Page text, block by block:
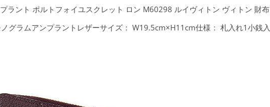
ラント ポルトフォイユスクレット ロン M60298 ルイヴィトン ヴィトン 財布
グラムアンプラントレザーサイズ： W19.5cm×H11cm仕様： 札入れ1小銭